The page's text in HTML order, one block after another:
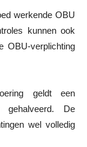
werkende OBU
kunnen ook
OBU-verplichting
geldt een
gehalveerd. De
wel volledig